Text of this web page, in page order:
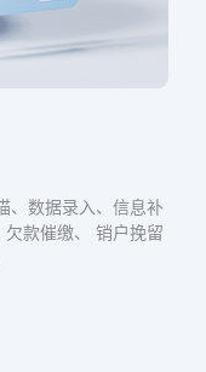
、数据录入、信息补
款催缴、 销户挽留